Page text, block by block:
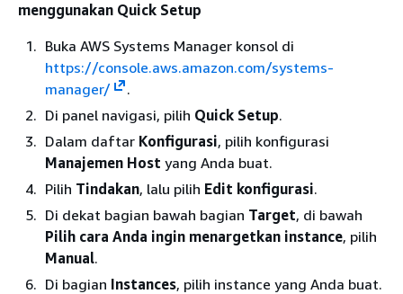
menggunakan Quick Setup
Buka AWS Systems Manager konsol di
https://console.aws.amazon.com/systems-
manager/
.
Di panel navigasi, pilih Quick Setup.
Dalam daftar Konfigurasi, pilih konfigurasi
Manajemen Host yang Anda buat.
Pilih Tindakan, lalu pilih Edit konfigurasi.
Di dekat bagian bawah bagian Target, di bawah
Pilih cara Anda ingin menargetkan instance, pilih
Manual.
Di bagian Instances, pilih instance yang Anda buat.